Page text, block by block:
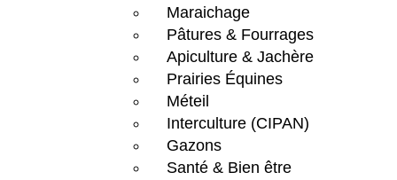
Maraichage
Pâtures & Fourrages
Apiculture & Jachère
Prairies Équines
Méteil
Interculture (CIPAN)
Gazons
Santé & Bien être